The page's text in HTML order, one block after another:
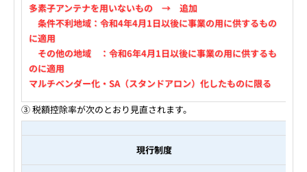
多素子アンテナを用いないもの → 追加
条件不利地域：令和4年4月1日以後に事業の用に供するもの
に適用
その他の地域 ：令和6年4月1日以後に事業の用に供するも
のに適用
マルチベンダー化・SA（スタンドアロン）化したものに限る
③ 税額控除率が次のとおり見直されます。
現行制度